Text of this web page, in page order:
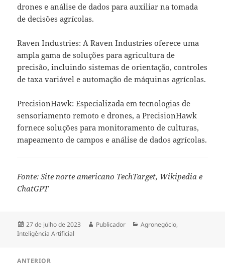
drones e análise de dados para auxiliar na tomada
de decisões agrícolas.
Raven Industries: A Raven Industries oferece uma
ampla gama de soluções para agricultura de
precisão, incluindo sistemas de orientação, controles
de taxa variável e automação de máquinas agrícolas.
PrecisionHawk: Especializada em tecnologias de
sensoriamento remoto e drones, a PrecisionHawk
fornece soluções para monitoramento de culturas,
mapeamento de campos e análise de dados agrícolas.
Fonte: Site norte americano TechTarget, Wikipedia e
ChatGPT
Publicado
em
27 de julho de 2023 Autor
Publicador Categorias
Agronegócio,
Inteligência Artificial
ANTERIOR